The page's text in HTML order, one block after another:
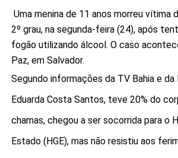
Uma menina de 11 anos morreu vítima
2º grau, na segunda-feira (24), após
fogão utilizando álcool. O caso
Paz, em Salvador.
Segundo informações da TV Bahia e da
Eduarda Costa Santos, teve 20% do
chamas, chegou a ser socorrida para o
Estado (HGE), mas não resistiu aos